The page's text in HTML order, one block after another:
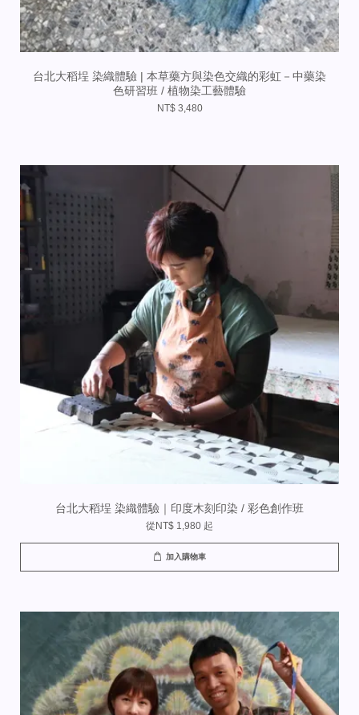
台北大稻埕 染織體驗 | 本草藥方與染色交織的彩虹－中藥染
色研習班 / 植物染工藝體驗
NT$ 3,480
台北大稻埕 染織體驗｜印度木刻印染 / 彩色創作班
從NT$ 1,980 起
加入購物車